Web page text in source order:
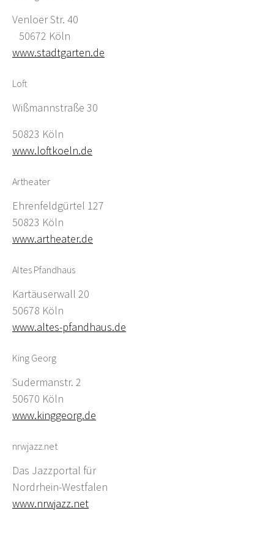
Venloer Str. 40
50672 Köln
www.stadtgarten.de
Loft
Wißmannstraße 30
50823 Köln
www.loftkoeln.de
Artheater
Ehrenfeldgürtel 127
50823 Köln
www.artheater.de
Altes Pfandhaus
Kartäuserwall 20
50678 Köln
www.altes-pfandhaus.de
King Georg
Sudermanstr. 2
50670 Köln
www.kinggeorg.de
nrwjazz.net
Das Jazzportal für
Nordrhein-Westfalen
www.nrwjazz.net